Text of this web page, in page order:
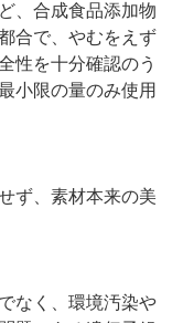
、合成食品添加物
合で、やむをえず
性を十分確認のう
小限の量のみ使用
ず、素材本来の美
なく、環境汚染や